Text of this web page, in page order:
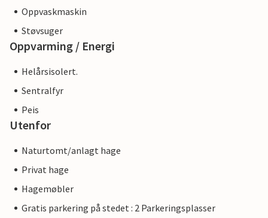
Oppvaskmaskin
Støvsuger
Oppvarming / Energi
Helårsisolert.
Sentralfyr
Peis
Utenfor
Naturtomt/anlagt hage
Privat hage
Hagemøbler
Gratis parkering på stedet : 2 Parkeringsplasser